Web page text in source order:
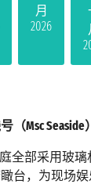
月
2026
（Msc Seaside
庭全部采用玻
台，为现场